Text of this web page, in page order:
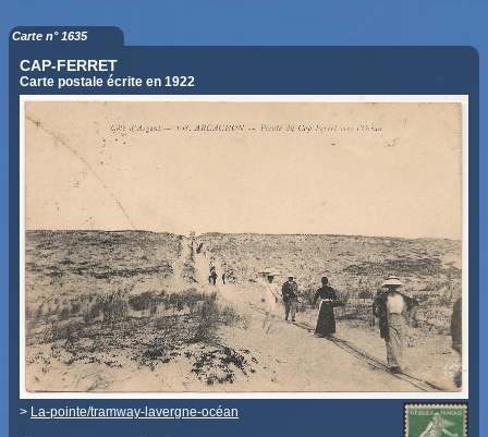
Carte n° 1635
CAP-FERRET
Carte postale écrite en 1922
> La-pointe/tramway-lavergne-océan